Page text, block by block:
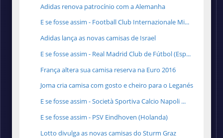
Adidas renova patrocínio com a Alemanha
E se fosse assim - Football Club Internazionale Mi...
Adidas lança as novas camisas de Israel
E se fosse assim - Real Madrid Club de Fútbol (Esp...
França altera sua camisa reserva na Euro 2016
Joma cria camisa com gosto e cheiro para o Leganés
E se fosse assim - Società Sportiva Calcio Napoli ...
E se fosse assim - PSV Eindhoven (Holanda)
Lotto divulga as novas camisas do Sturm Graz